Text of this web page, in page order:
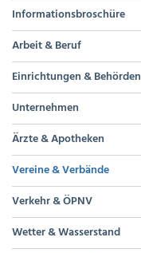
Informationsbroschüre
Arbeit & Beruf
Einrichtungen & Behörden
Unternehmen
Ärzte & Apotheken
Vereine & Verbände
Verkehr & ÖPNV
Wetter & Wasserstand